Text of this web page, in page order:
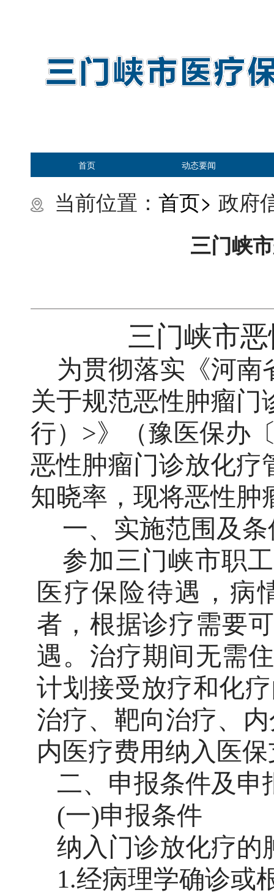
首页 动态要闻
当前位置： 首页> 政府
三门峡
三门峡市
为贯彻落实《河南
关于规范恶性肿瘤门
行）>》（豫医保办
恶性肿瘤门诊放化疗
知晓率，现将恶性肿
一、实施范围及条
参加三门峡市职
医疗保险待遇，病
者，根据诊疗需要
遇。 治疗期间 无需
计划接受放疗和化
治疗、靶向治疗、
内医疗费用纳入医
二、申报条件及申
(一)申报条件
纳入门诊放化疗的
1.经病理学确诊或